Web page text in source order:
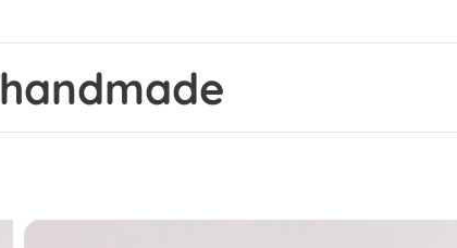
handmade